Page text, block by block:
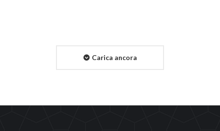
Carica ancora